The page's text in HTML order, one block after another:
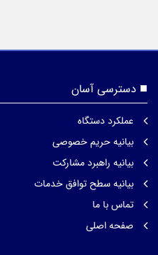
دسترسی آسان
عملکرد دستگاه
بیانیه حریم خصوصی
بیانیه راهبرد مشارکت
بیانیه سطح توافق خدمات
تماس با ما
صفحه اصلی